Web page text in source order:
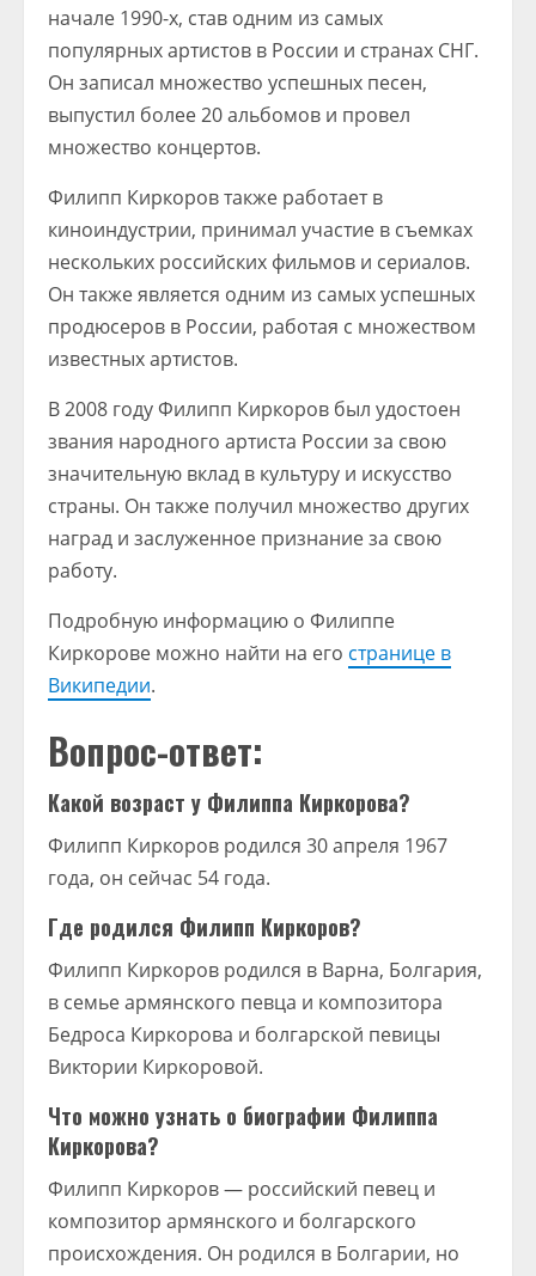
начале 1990-х, став одним из самых
популярных артистов в России и странах СНГ.
Он записал множество успешных песен,
выпустил более 20 альбомов и провел
множество концертов.
Филипп Киркоров также работает в
киноиндустрии, принимал участие в съемках
нескольких российских фильмов и сериалов.
Он также является одним из самых успешных
продюсеров в России, работая с множеством
известных артистов.
В 2008 году Филипп Киркоров был удостоен
звания народного артиста России за свою
значительную вклад в культуру и искусство
страны. Он также получил множество других
наград и заслуженное признание за свою
работу.
Подробную информацию о Филиппе
Киркорове можно найти на его странице в
Википедии.
Вопрос-ответ:
Какой возраст у Филиппа Киркорова?
Филипп Киркоров родился 30 апреля 1967
года, он сейчас 54 года.
Где родился Филипп Киркоров?
Филипп Киркоров родился в Варна, Болгария,
в семье армянского певца и композитора
Бедроса Киркорова и болгарской певицы
Виктории Киркоровой.
Что можно узнать о биографии Филиппа
Киркорова?
Филипп Киркоров — российский певец и
композитор армянского и болгарского
происхождения. Он родился в Болгарии, но